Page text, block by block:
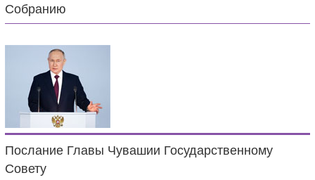
Собранию
Послание Главы Чувашии Государственному
Совету